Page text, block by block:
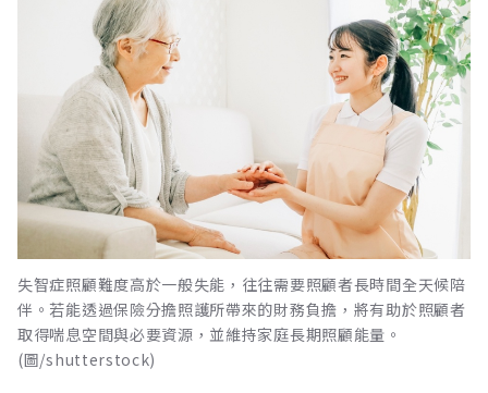
失智症照顧難度高於一般失能，往往需要照顧者長時間全天候陪
伴。若能透過保險分擔照護所帶來的財務負擔，將有助於照顧者
取得喘息空間與必要資源，並維持家庭長期照顧能量。
(圖/shutterstock)